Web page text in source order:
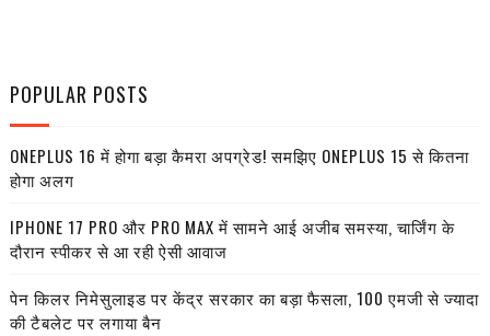
POPULAR POSTS
ONEPLUS 16 में होगा बड़ा कैमरा अपग्रेड! समझिए ONEPLUS 15 से कितना
होगा अलग
IPHONE 17 PRO और PRO MAX में सामने आई अजीब समस्या, चार्जिंग के
दौरान स्पीकर से आ रही ऐसी आवाज
पेन किलर निमेसुलाइड पर केंद्र सरकार का बड़ा फैसला, 100 एमजी से ज्यादा
की टैबलेट पर लगाया बैन